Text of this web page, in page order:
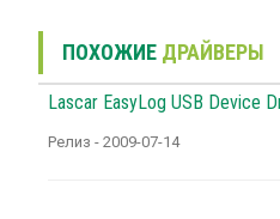
ПОХОЖИЕ ДРАЙВЕРЫ
Lascar EasyLog USB Device
Релиз - 2009-07-14